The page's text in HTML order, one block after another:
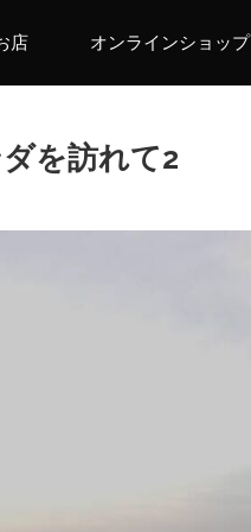
店 オンラインショップ
を訪れて2